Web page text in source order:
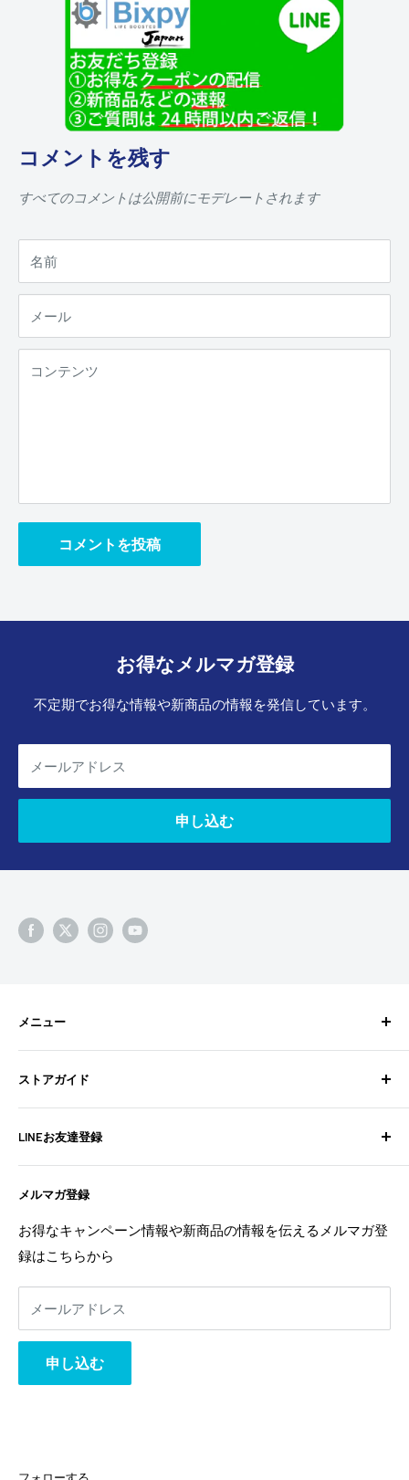
コメントを残す
すべてのコメントは公開前にモデレートされます
名前
メール
コンテンツ
コメントを投稿
お得なメルマガ登録
不定期でお得な情報や新商品の情報を発信しています。
メールアドレス
申し込む
メニュー
BixpyJetとは
BIXPY JETインストールガイド
フォトギャラリー
よくある質問
お問い合わせ
利用規約
返金ポリシー
ストアガイド
お問い合わせ
配送ポリシー
特定商取引法に基づく表記
返金ポリシー
プライバシーポリシー
利用規約
事業者様へ
相互リンク
メルマガ登録
お得なキャンペーン情報や新商品の情報を伝えるメルマガ登
録はこちらから
メールアドレス
申し込む
LINEお友達登録